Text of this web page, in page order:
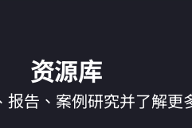
资源库
告、案例研究并了解更